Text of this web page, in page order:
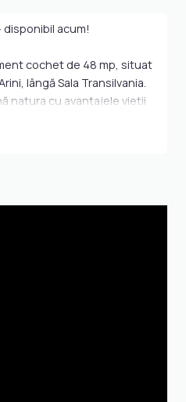
disponibil acum!
cochet de 48 mp, situat
lângă Sala Transilvania.
natura cu avantajele vieții
Un spațiu modern și
de neuitat.